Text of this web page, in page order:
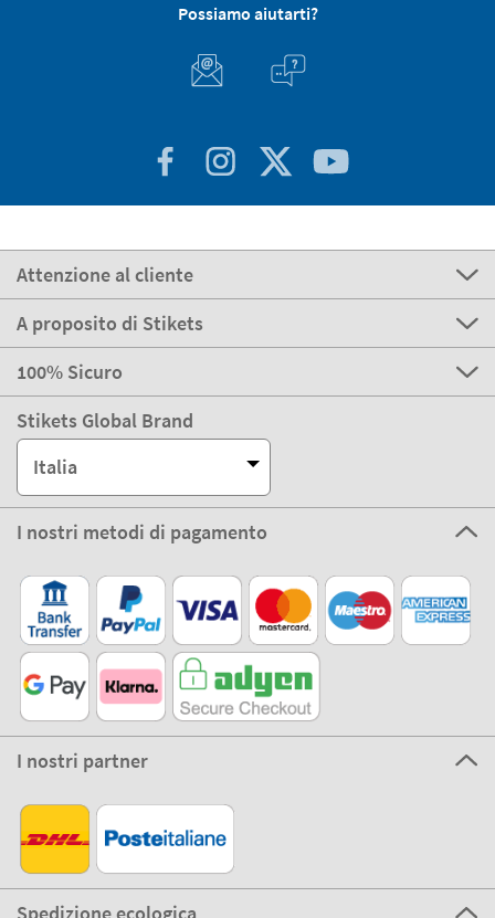
Possiamo aiutarti?
Attenzione al cliente
A proposito di Stikets
100% Sicuro
Stikets Global Brand
Italia
I nostri metodi di pagamento
I nostri partner
Spedizione ecologica